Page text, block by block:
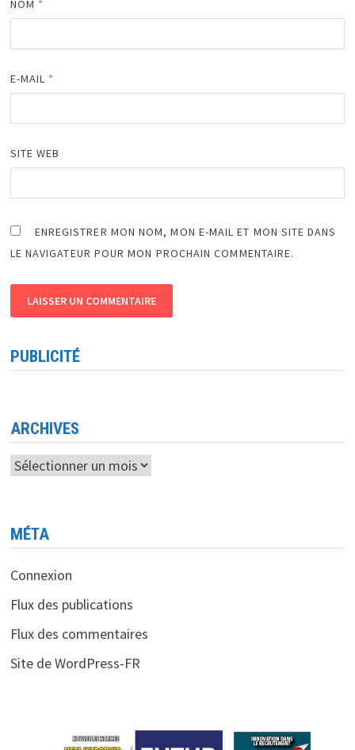
NOM *
E-MAIL *
SITE WEB
ENREGISTRER MON NOM, MON E-MAIL ET MON SITE DANS
LE NAVIGATEUR POUR MON PROCHAIN COMMENTAIRE.
PUBLICITÉ
ARCHIVES
Archives
MÉTA
Connexion
Flux des publications
Flux des commentaires
Site de WordPress-FR